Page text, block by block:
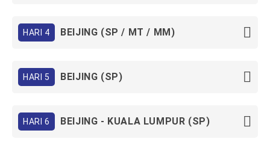
HARI 4 BEIJING (SP / MT / MM)
HARI 5 BEIJING (SP)
HARI 6 BEIJING - KUALA LUMPUR (SP)